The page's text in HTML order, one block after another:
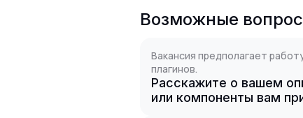
Возможные
Вакансия предполагает
плагинов.
Расскажите о вашем
или компоненты вам